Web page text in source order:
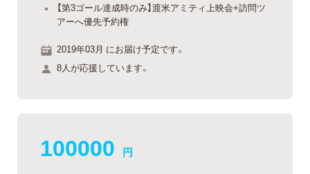
【第3ゴール達成時のみ】渡米アミティ上映会+訪問ツ
アーへ優先予約権
2019年03月 にお届け予定です。
8人が応援しています。
100000 円